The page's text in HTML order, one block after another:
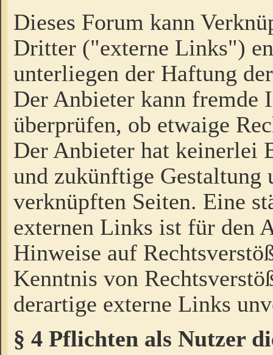
Dieses Forum kann
Dritter ("externe Links")
unterliegen der Haftung
Der Anbieter kann fremde
überprüfen, ob etwaige
Der Anbieter hat keinerlei
und zukünftige Gestaltung
verknüpften Seiten. Eine
externen Links ist für den
Hinweise auf
Kenntnis von
derartige externe Links
§ 4 Pflichten als Nutzer